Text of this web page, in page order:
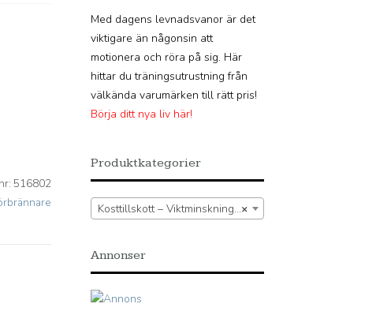
516802
Med dagens levnadsvanor är det
viktigare än någonsin att
motionera och röra på sig. Här
hittar du träningsutrustning från
välkända varumärken till rätt pris!
Börja ditt nya liv här!
Produktkategorier
×
Kosttillskott – Viktminskning – Fettförbrännare
Annonser